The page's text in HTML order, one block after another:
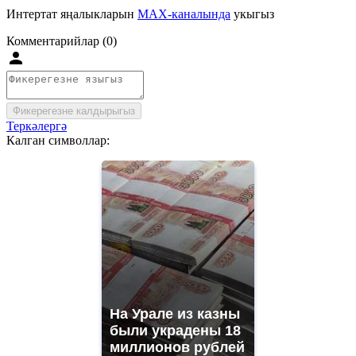
Интертат яңалыкларын MAX-каналында укыгыз
Комментарийлар (0)
Фикерегезне калдырыгыз
Теркәлергә
Калган символлар:
На Урале из казны
были украдены 18
миллионов рублей